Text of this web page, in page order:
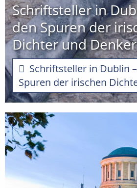
Schriftsteller in
den Spuren der
Dichter und Denker
Schriftsteller in Dublin
Spuren der irischen